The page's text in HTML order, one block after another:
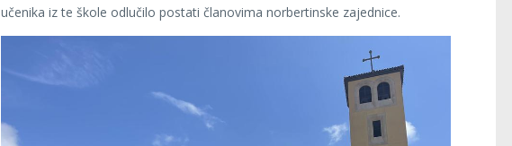
učenika iz te škole odlučilo postati članovima norbertinske zajednice.